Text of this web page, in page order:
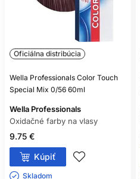
Oficiálna distribúcia
Wella Professionals Color Touch
Special Mix 0/56 60ml
Wella Professionals
Oxidačné farby na vlasy
9.75 €
Kúpiť
Skladom ㅤ